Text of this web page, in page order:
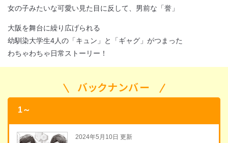
女の子みたいな可愛い見た目に反して、男前な「誉」
大阪を舞台に繰り広げられる
幼馴染大学生4人の「キュン」と「ギャグ」がつまった
わちゃわちゃ日常ストーリー！
バックナンバー
1～
2024年5月10日 更新